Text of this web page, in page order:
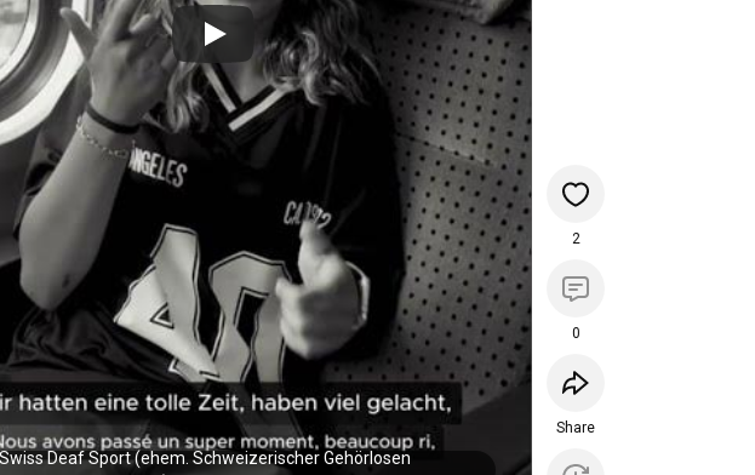
Deaf Sport (ehem. Schweizerischer Gehörlosen
2
0
Share